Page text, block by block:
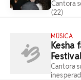
Cantora
(22)
MÚSICA
Kesha
Cantora